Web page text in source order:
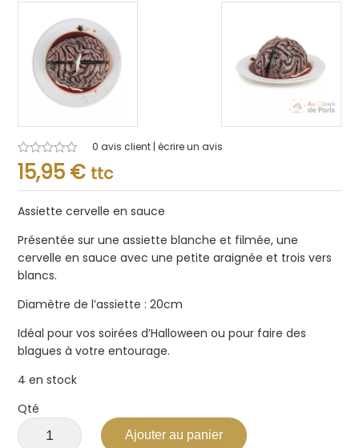
Note
0.001
sur
0 avis client | écrire un avis
15,95 € ttc
Assiette cervelle en sauce
Présentée sur une assiette blanche et filmée, une
cervelle en sauce avec une petite araignée et trois vers
blancs.
Diamètre de l’assiette : 20cm
Idéal pour vos soirées d’Halloween ou pour faire des
blagues à votre entourage.
4 en stock
Qté
Ajouter au panier